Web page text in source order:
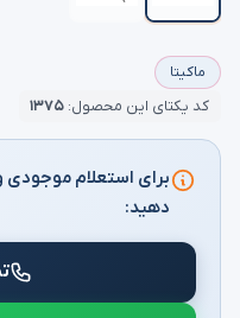
ماکیتا
کد یکتای این محصول: ۱۳۷۵
برای استعلام موجودی
دهید: